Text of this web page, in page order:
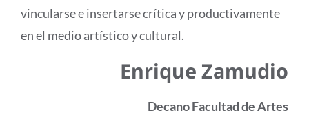
vincularse e insertarse crítica y productivamente
en el medio artístico y cultural.
Enrique Zamudio
Decano Facultad de Artes